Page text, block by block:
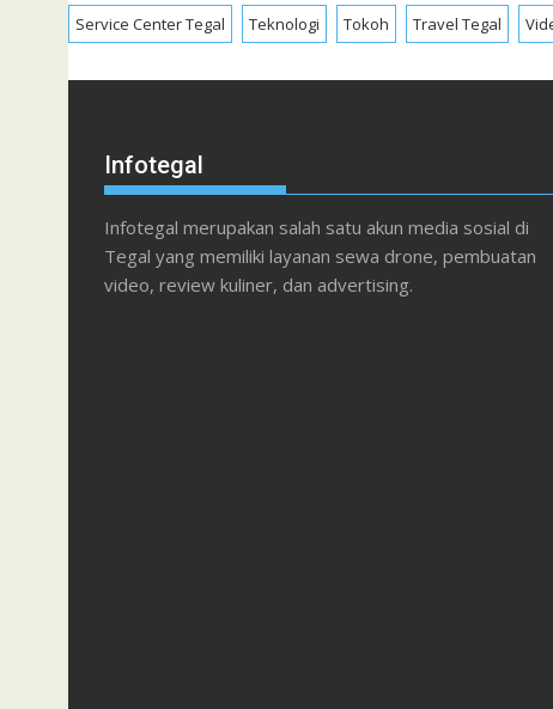
Service Center Tegal Teknologi Tokoh Travel Tegal
Infotegal
Infotegal merupakan salah satu akun media sosial di
Tegal yang memiliki layanan sewa drone, pembuatan
video, review kuliner, dan advertising.